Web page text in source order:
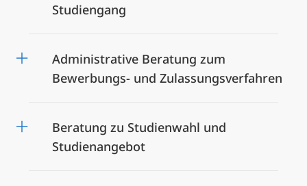
Studiengang
Administrative Beratung zum
Bewerbungs- und Zulassungsverfahren
Beratung zu Studienwahl und
Studienangebot